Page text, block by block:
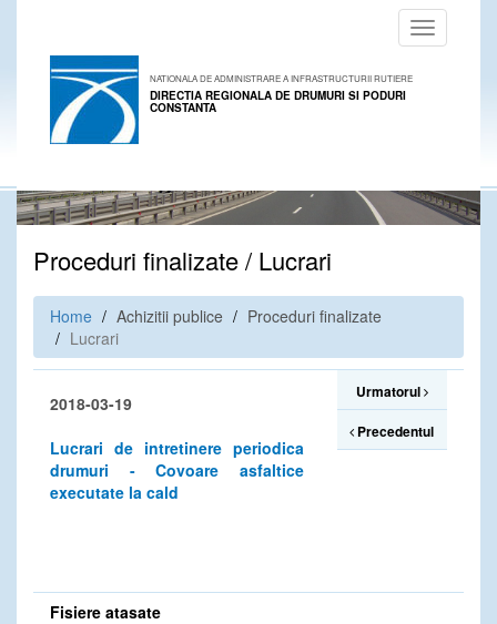
Toggle
navigation
NATIONALA DE ADMINISTRARE A INFRASTRUCTURII RUTIERE
DIRECTIA REGIONALA DE DRUMURI SI PODURI
CONSTANTA
Proceduri finalizate / Lucrari
Home Achizitii publice
Proceduri finalizate
Lucrari
2018-03-19
Lucrari de intretinere periodica
drumuri - Covoare asfaltice
executate la cald
Urmatorul
Precedentul
Fisiere atasate